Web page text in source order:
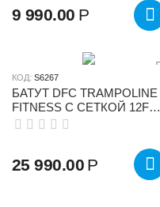
9 990.00 Р
КОД: S6267
БАТУТ DFC TRAMPOLINE
FITNESS С СЕТКОЙ 12FT-
TR-LG
25 990.00 Р